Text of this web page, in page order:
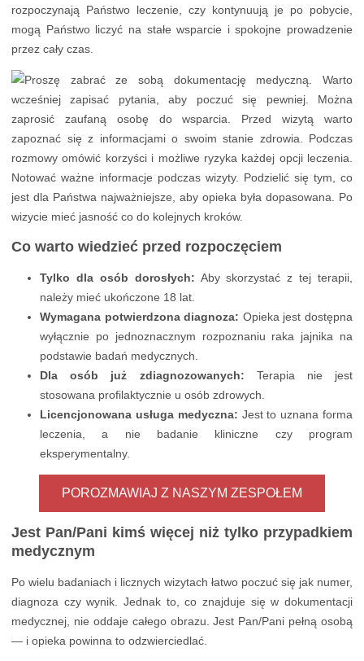
rozpoczynają Państwo leczenie, czy kontynuują je po pobycie,
mogą Państwo liczyć na stałe wsparcie i spokojne prowadzenie
przez cały czas.
Co warto wiedzieć przed rozpoczęciem
Tylko dla osób dorosłych: Aby skorzystać z tej terapii,
należy mieć ukończone 18 lat.
Wymagana potwierdzona diagnoza: Opieka jest dostępna
wyłącznie po jednoznacznym rozpoznaniu raka jajnika na
podstawie badań medycznych.
Dla osób już zdiagnozowanych: Terapia nie jest
stosowana profilaktycznie u osób zdrowych.
Licencjonowana usługa medyczna: Jest to uznana forma
leczenia, a nie badanie kliniczne czy program
eksperymentalny.
POROZMAWIAJ Z NASZYM ZESPOŁEM
Jest Pan/Pani kimś więcej niż tylko przypadkiem
medycznym
Po wielu badaniach i licznych wizytach łatwo poczuć się jak numer,
diagnoza czy wynik. Jednak to, co znajduje się w dokumentacji
medycznej, nie oddaje całego obrazu. Jest Pan/Pani pełną osobą
— i opieka powinna to odzwierciedlać.